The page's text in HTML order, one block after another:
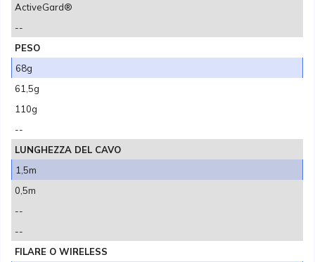
ActiveGard®
--
PESO
68g
61,5g
110g
--
LUNGHEZZA DEL CAVO
1,5m
0,5m
--
--
FILARE O WIRELESS